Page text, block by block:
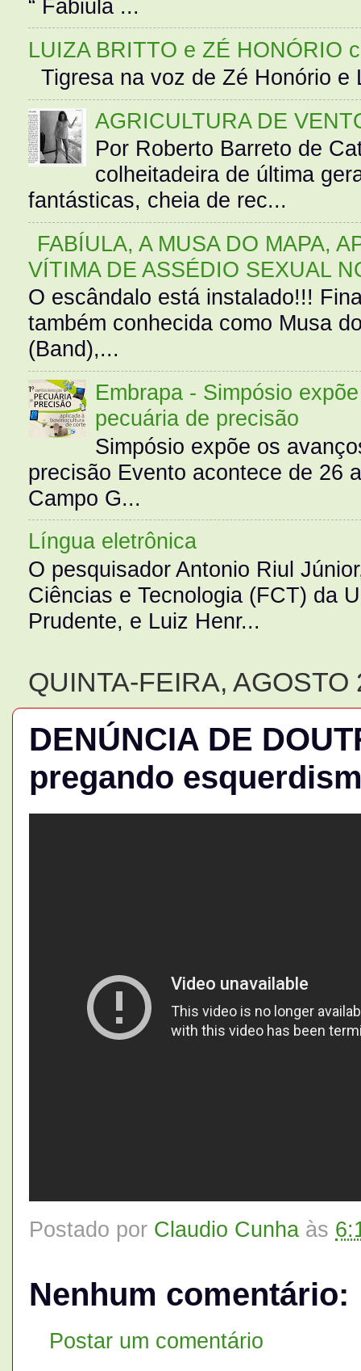
“ Fabiula ...
LUIZA BRITTO e ZÉ HONÓRIO
Tigresa na voz de Zé Honório
AGRICULTURA DE
Por Roberto Barreto de
colheitadeira de última
fantásticas, cheia de rec...
FABÍULA, A MUSA DO MAPA,
VÍTIMA DE ASSÉDIO SEXUAL
O escândalo está instalado!!!
também conhecida como Musa
(Band),...
Embrapa - Simpósio
pecuária de precisão
Simpósio expõe os
precisão Evento acontece de 26
Campo G...
Língua eletrônica
O pesquisador Antonio Riul
Ciências e Tecnologia (FCT) da
Prudente, e Luiz Henr...
QUINTA-FEIRA, AGOSTO
DENÚNCIA DE
pregando
Postado por Claudio Cunha às
Nenhum comentário:
Postar um comentário